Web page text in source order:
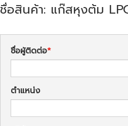
ชื่อสินค้า: แก๊สหุงต้ม
ชื่อผู้ติดต่อ
ตำแหน่ง